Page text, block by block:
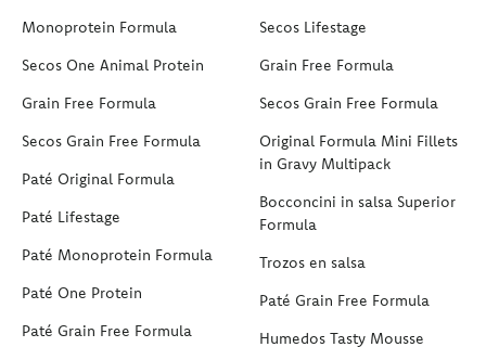
Monoprotein Formula
Secos One Animal Protein
Grain Free Formula
Secos Grain Free Formula
Paté Original Formula
Paté Lifestage
Paté Monoprotein Formula
Paté One Protein
Paté Grain Free Formula
Secos Lifestage
Grain Free Formula
Secos Grain Free Formula
Original Formula Mini Fillets
in Gravy Multipack
Bocconcini in salsa Superior
Formula
Trozos en salsa
Paté Grain Free Formula
Humedos Tasty Mousse